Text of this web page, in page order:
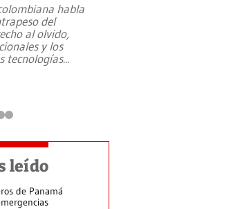
habla
del
al olvido,
y los
tecnologías...
leído
de Panamá